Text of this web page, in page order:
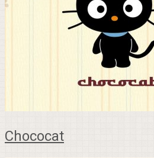
Chococat